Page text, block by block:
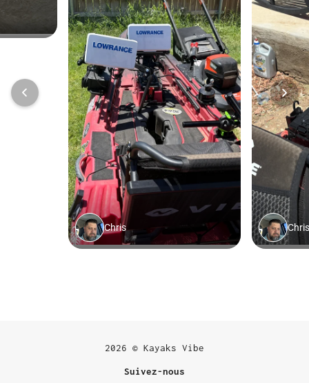
2026 © Kayaks Vibe
Suivez-nous